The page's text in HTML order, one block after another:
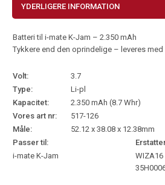
YDERLIGERE INFORMATION
Batteri til i-mate K-Jam – 2.350 mAh
Tykkere end den oprindelige – leveres
Volt:
3.7
Type:
Li-pl
Kapacitet:
2.350 mAh (8.7 Whr)
Vores art nr:
517-126
Måle:
52.12 x 38.08 x 12.38mm
Passer til:
i-mate K-Jam
WIZA16